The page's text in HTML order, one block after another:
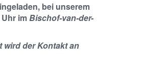
bei unserem
imBischof-van-der-
wird der Kontakt an